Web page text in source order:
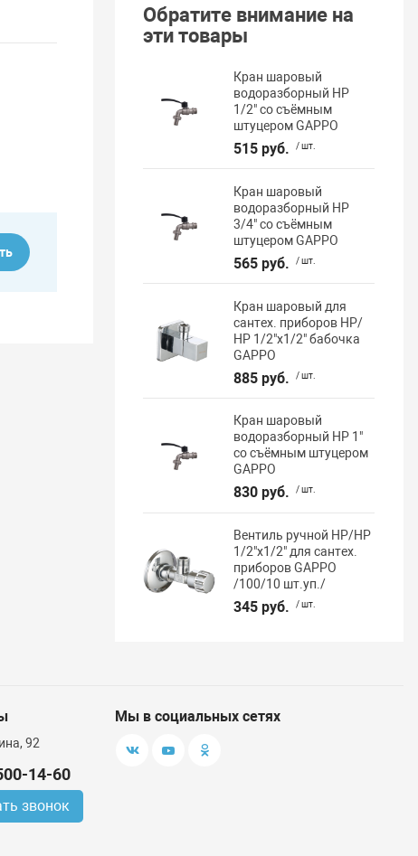
Обратите внимание на
эти товары
Кран шаровый
водоразборный НР
1/2" со съёмным
штуцером GAPPO
515 руб. / шт.
Кран шаровый
водоразборный НР
3/4" со съёмным
штуцером GAPPO
565 руб. / шт.
Кран шаровый для
сантех. приборов НР/
НР 1/2"х1/2" бабочка
GAPPO
885 руб. / шт.
Кран шаровый
водоразборный НР 1"
со съёмным штуцером
GAPPO
830 руб. / шт.
Вентиль ручной НР/НР
1/2"х1/2" для сантех.
приборов GAPPO
/100/10 шт.уп./
345 руб. / шт.
92
14-60
звонок
Мы в социальных сетях